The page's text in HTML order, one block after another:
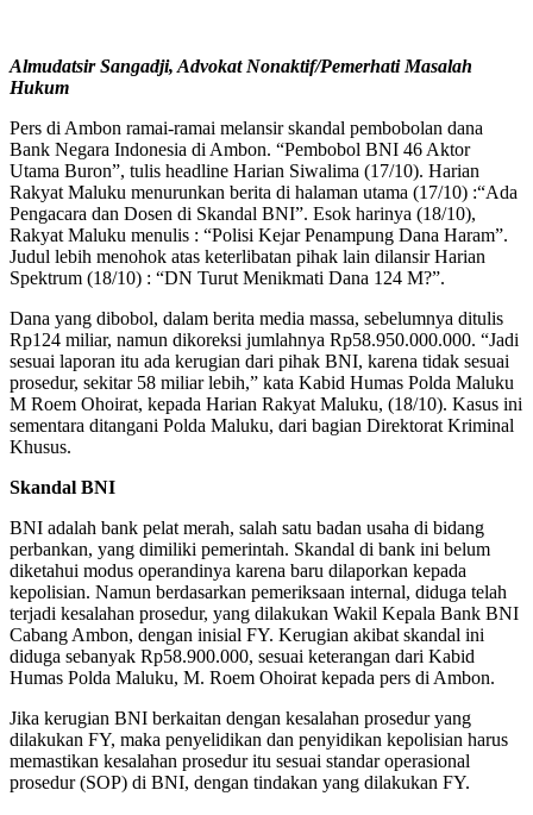
Almudatsir Sangadji, Advokat Nonaktif/Pemerhati Masalah
Hukum
Pers di Ambon ramai-ramai melansir skandal pembobolan dana
Bank Negara Indonesia di Ambon. “Pembobol BNI 46 Aktor
Utama Buron”, tulis headline Harian Siwalima (17/10). Harian
Rakyat Maluku menurunkan berita di halaman utama (17/10) :“Ada
Pengacara dan Dosen di Skandal BNI”. Esok harinya (18/10),
Rakyat Maluku menulis : “Polisi Kejar Penampung Dana Haram”.
Judul lebih menohok atas keterlibatan pihak lain dilansir Harian
Spektrum (18/10) : “DN Turut Menikmati Dana 124 M?”.
Dana yang dibobol, dalam berita media massa, sebelumnya ditulis
Rp124 miliar, namun dikoreksi jumlahnya Rp58.950.000.000. “Jadi
sesuai laporan itu ada kerugian dari pihak BNI, karena tidak sesuai
prosedur, sekitar 58 miliar lebih,” kata Kabid Humas Polda Maluku
M Roem Ohoirat, kepada Harian Rakyat Maluku, (18/10). Kasus ini
sementara ditangani Polda Maluku, dari bagian Direktorat Kriminal
Khusus.
Skandal BNI
BNI adalah bank pelat merah, salah satu badan usaha di bidang
perbankan, yang dimiliki pemerintah. Skandal di bank ini belum
diketahui modus operandinya karena baru dilaporkan kepada
kepolisian. Namun berdasarkan pemeriksaan internal, diduga telah
terjadi kesalahan prosedur, yang dilakukan Wakil Kepala Bank BNI
Cabang Ambon, dengan inisial FY. Kerugian akibat skandal ini
diduga sebanyak Rp58.900.000, sesuai keterangan dari Kabid
Humas Polda Maluku, M. Roem Ohoirat kepada pers di Ambon.
Jika kerugian BNI berkaitan dengan kesalahan prosedur yang
dilakukan FY, maka penyelidikan dan penyidikan kepolisian harus
memastikan kesalahan prosedur itu sesuai standar operasional
prosedur (SOP) di BNI, dengan tindakan yang dilakukan FY.